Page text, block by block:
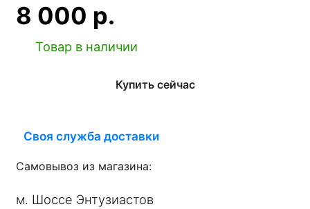
8 000 р.
Товар в наличии
Купить сейчас
Своя служба доставки
Самовывоз из магазина:
м. Шоссе Энтузиастов